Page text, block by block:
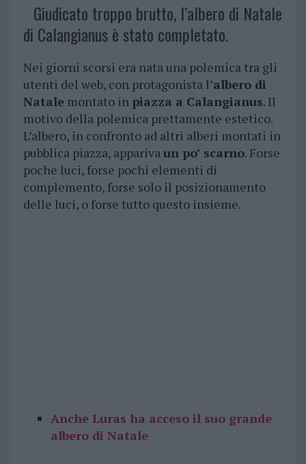
Giudicato troppo brutto, l’albero di Natale
di Calangianus è stato completato.
Nei giorni scorsi era nata una polemica tra gli
utenti del web, con protagonista l’albero di
Natalemontato in piazza a Calangianus. Il
motivo della polemica prettamente estetico.
L’albero, in confronto ad altri alberi montati in
pubblica piazza, apparivaun po’ scarno. Forse
poche luci, forse pochi elementi di
complemento, forse solo il posizionamento
delle luci, o forse tutto questo insieme.
Anche Luras ha acceso il suo grande
albero di Natale